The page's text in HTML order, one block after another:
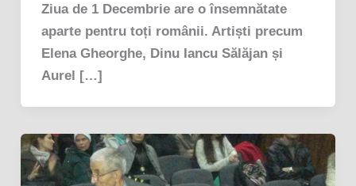
Ziua de 1 Decembrie are o însemnătate
aparte pentru toți românii. Artiști precum
Elena Gheorghe, Dinu Iancu Sălăjan și
Aurel […]